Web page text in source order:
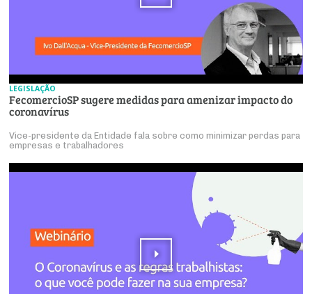
LEGISLAÇÃO
FecomercioSP sugere medidas para amenizar impacto do
coronavírus
Vice-presidente da Entidade fala sobre como minimizar perdas para
empresas e trabalhadores